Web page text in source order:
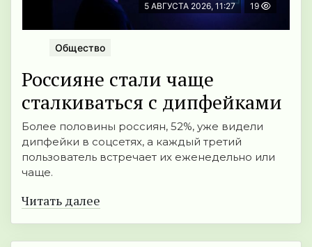
5 АВГУСТА 2026, 11:27 19
Общество
Россияне стали чаще
сталкиваться с дипфейками
Более половины россиян, 52%, уже видели
дипфейки в соцсетях, а каждый третий
пользователь встречает их еженедельно или
чаще.
Читать далее